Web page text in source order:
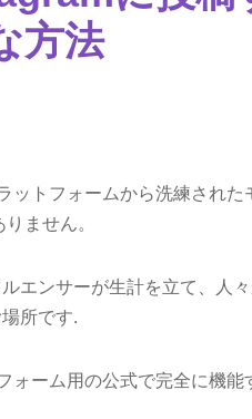
方法
ットフォームから洗練された
ません。
エンサーが生計を立て、人
所です.
ォーム用の公式で完全に機